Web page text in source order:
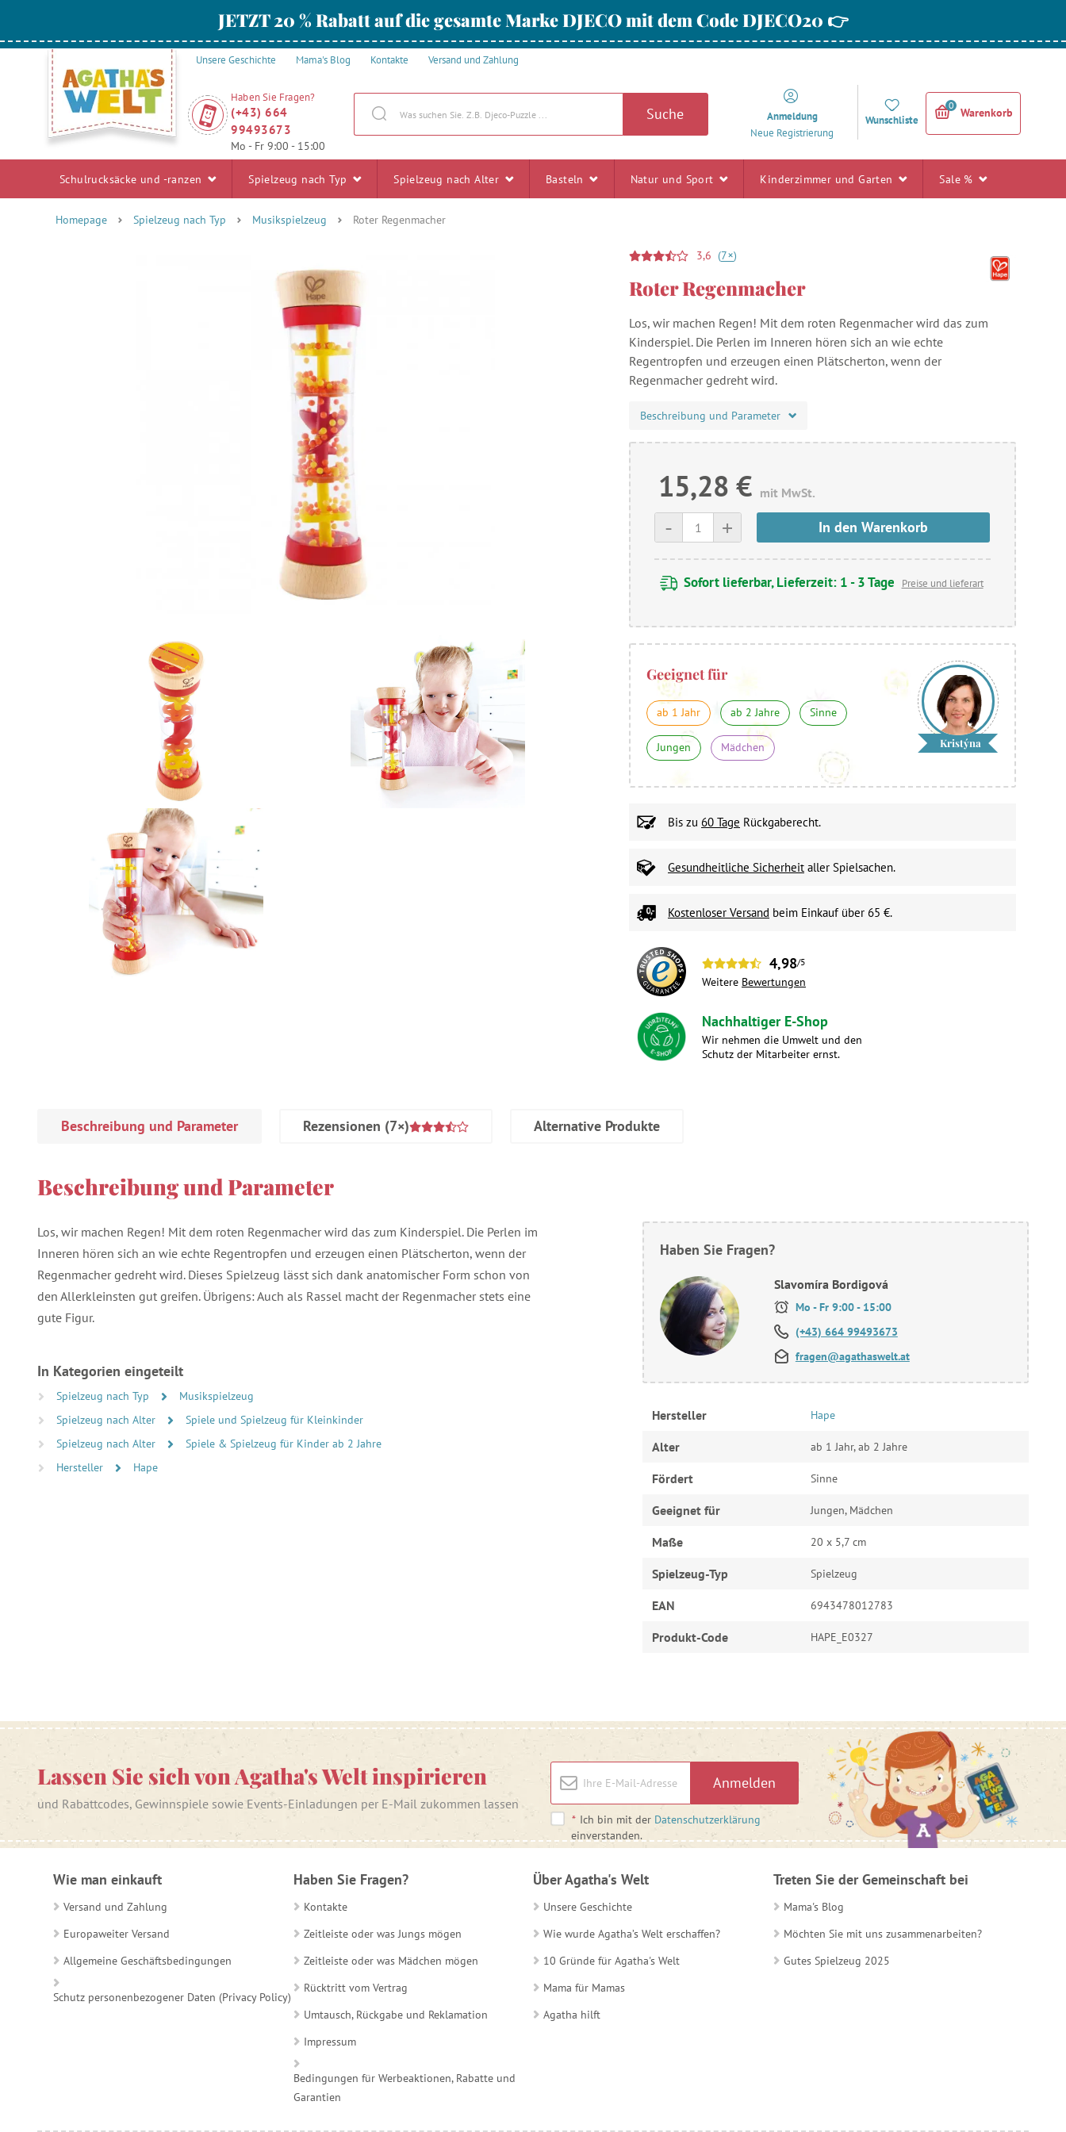
JETZT 20 % Rabatt auf die gesamte Marke DJECO mit dem Code DJECO20 👉
Unsere Geschichte Mama's Blog Kontakte Versand und Zahlung
Haben Sie Fragen?
(+43) 664
99493673
Mo - Fr 9:00 - 15:00
Suche
Anmeldung
Neue Registrierung
Wunschliste
0
Warenkorb
Schulrucksäcke und -ranzen Spielzeug nach Typ Spielzeug nach Alter Basteln Natur und Sport Kinderzimmer und Garten Sale %
Homepage Spielzeug nach Typ Musikspielzeug Roter Regenmacher
3,6 (7+)
Roter Regenmacher
Los, wir machen Regen! Mit dem roten Regenmacher wird das zum
Kinderspiel. Die Perlen im Inneren hören sich an wie echte
Regentropfen und erzeugen einen Plätscherton, wenn der
Regenmacher gedreht wird.
Beschreibung und Parameter
15,28 € mit MwSt.
+
- In den Warenkorb
Sofort lieferbar, Lieferzeit: 1 - 3 Tage Preise und lieferart
Geeignet für
ab 1 Jahr ab 2 Jahre Sinne
Jungen Mädchen Kristýna
Bis zu 60 Tage Rückgaberecht.
Gesundheitliche Sicherheit aller Spielsachen.
Kostenloser Versand beim Einkauf über 65 €.
4,98/5
Weitere Bewertungen
Nachhaltiger E-Shop
Wir nehmen die Umwelt und den
Schutz der Mitarbeiter ernst.
Beschreibung und Parameter Rezensionen (7×) Alternative Produkte
Beschreibung und Parameter
Los, wir machen Regen! Mit dem roten Regenmacher wird das zum Kinderspiel. Die Perlen im
Inneren hören sich an wie echte Regentropfen und erzeugen einen Plätscherton, wenn der
Regenmacher gedreht wird. Dieses Spielzeug lässt sich dank anatomischer Form schon von
den Allerkleinsten gut greifen. Übrigens: Auch als Rassel macht der Regenmacher stets eine
gute Figur.
In Kategorien eingeteilt
Spielzeug nach Typ
Musikspielzeug
Spielzeug nach Alter
Spiele und Spielzeug für Kleinkinder
Spielzeug nach Alter
Spiele & Spielzeug für Kinder ab 2 Jahre
Hersteller
Hape
Haben Sie Fragen?
Slavomíra Bordigová
Mo - Fr 9:00 - 15:00
(+43) 664 99493673
fragen@agathaswelt.at
Hersteller Hape
Alter ab 1 Jahr, ab 2 Jahre
Fördert Sinne
Geeignet für Jungen, Mädchen
Maße 20 x 5,7 cm
Spielzeug-Typ Spielzeug
EAN 6943478012783
Produkt-Code HAPE_E0327
Lassen Sie sich von Agatha's Welt inspirieren
und Rabattcodes, Gewinnspiele sowie Events-Einladungen per E-Mail zukommen lassen
Anmelden
* Ich bin mit der Datenschutzerklärung
einverstanden.
Wie man einkauft
Versand und Zahlung
Europaweiter Versand
Allgemeine Geschäftsbedingungen
Schutz personenbezogener Daten (Privacy Policy)
Haben Sie Fragen?
Kontakte
Zeitleiste oder was Jungs mögen
Zeitleiste oder was Mädchen mögen
Rücktritt vom Vertrag
Umtausch, Rückgabe und Reklamation
Impressum
Bedingungen für Werbeaktionen, Rabatte und
Garantien
Über Agatha's Welt
Unsere Geschichte
Wie wurde Agatha’s Welt erschaffen?
10 Gründe für Agatha's Welt
Mama für Mamas
Agatha hilft
Treten Sie der Gemeinschaft bei
Mama's Blog
Möchten Sie mit uns zusammenarbeiten?
Gutes Spielzeug 2025